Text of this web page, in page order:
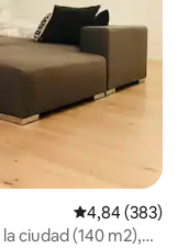
Calificación
4,84 (383)
ciudad (140 m2),